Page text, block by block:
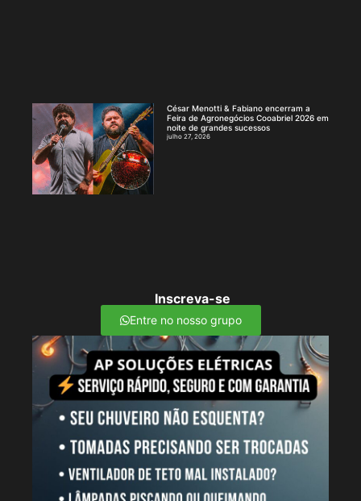
César Menotti & Fabiano encerram a
Feira de Agronegócios Cooabriel 2026 em
noite de grandes sucessos
julho 27, 2026
Inscreva-se
Entre no nosso grupo